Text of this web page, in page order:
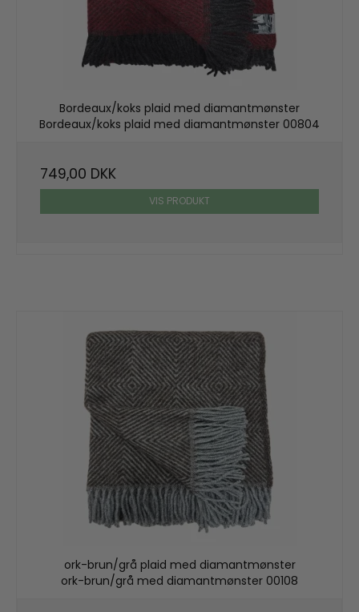
Bordeaux/koks plaid med diamantmønster
Bordeaux/koks plaid med diamantmønster 00804
749,00 DKK
VIS PRODUKT
ork-brun/grå plaid med diamantmønster
ork-brun/grå med diamantmønster 00108